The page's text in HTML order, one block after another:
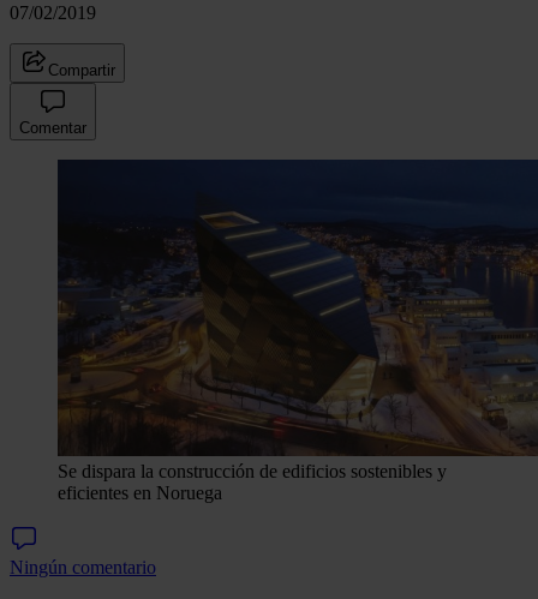
07/02/2019
Compartir
Comentar
Se dispara la construcción de edificios sostenibles y
eficientes en Noruega
Ningún comentario